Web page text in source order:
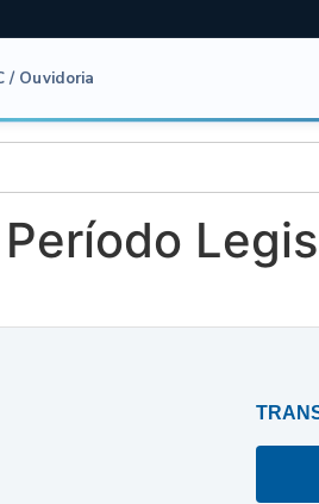
/ Ouvidoria
Período